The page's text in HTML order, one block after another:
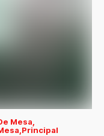
Mesa
Principal